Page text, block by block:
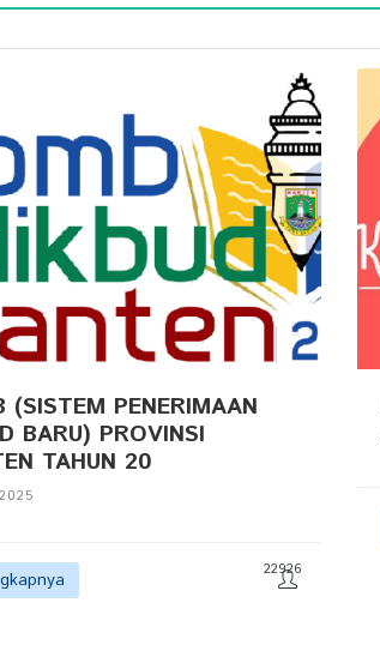
(SISTEM PENERIMAAN
BARU) PROVINSI
TAHUN 20
22926